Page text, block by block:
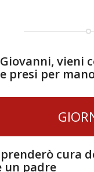
vieni
presi per
prenderò cura
un padre